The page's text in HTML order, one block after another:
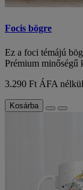
Focis bögre
Ez a foci témájú
Prémium minőségű
3.290 Ft ÁFA
Kosárba